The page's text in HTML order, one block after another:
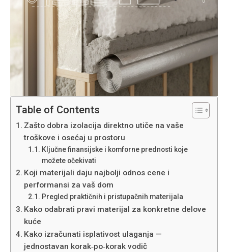
Table of Contents
Zašto dobra izolacija direktno utiče na vaše
troškove i osećaj u prostoru
Ključne finansijske i komforne prednosti koje
možete očekivati
Koji materijali daju najbolji odnos cene i
performansi za vaš dom
Pregled praktičnih i pristupačnih materijala
Kako odabrati pravi materijal za konkretne delove
kuće
Kako izračunati isplativost ulaganja —
jednostavan korak‑po‑korak vodič